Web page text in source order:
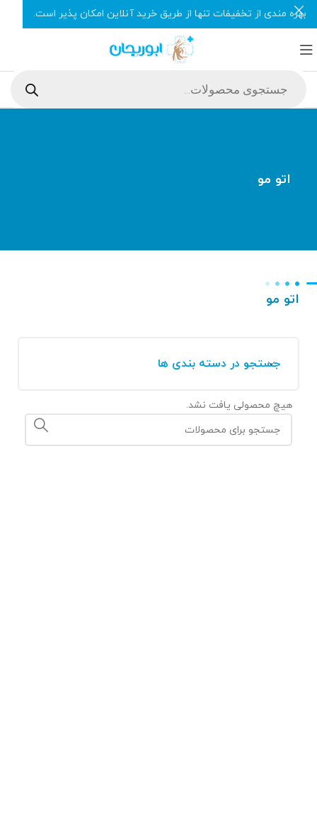
اتو مو
اتو مو
جستجو در دسته بندی ها
هیچ محصولی یافت نشد.
بهره مندی از تخفیفات تنها از طریق خرید آنلاین امکان پذیر است.